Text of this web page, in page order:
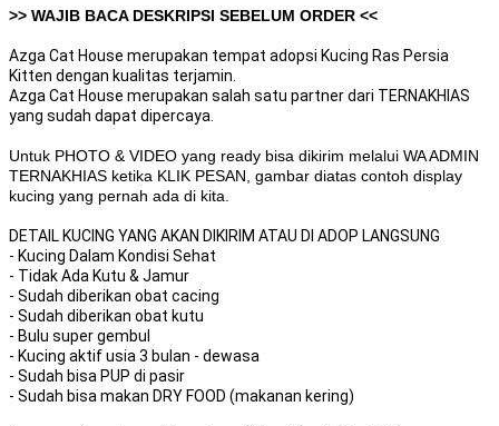
>> WAJIB BACA DESKRIPSI SEBELUM ORDER <<
Azga Cat House merupakan tempat adopsi Kucing Ras Persia
Kitten dengan kualitas terjamin.
Azga Cat House merupakan salah satu partner dari TERNAKHIAS
yang sudah dapat dipercaya.
Untuk PHOTO & VIDEO yang ready bisa dikirim melalui WA ADMIN
TERNAKHIAS ketika KLIK PESAN, gambar diatas contoh display
kucing yang pernah ada di kita.
DETAIL KUCING YANG AKAN DIKIRIM ATAU DI ADOP LANGSUNG
- Kucing Dalam Kondisi Sehat
- Tidak Ada Kutu & Jamur
- Sudah diberikan obat cacing
- Sudah diberikan obat kutu
- Bulu super gembul
- Kucing aktif usia 3 bulan - dewasa
- Sudah bisa PUP di pasir
- Sudah bisa makan DRY FOOD (makanan kering)